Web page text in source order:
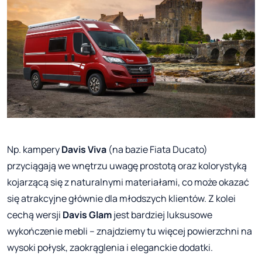
Np. kamperyDavis Viva (na bazie Fiata Ducato)
przyciągają we wnętrzu uwagę prostotą oraz kolorystyką
kojarzącą się z naturalnymi materiałami, co może okazać
się atrakcyjne głównie dla młodszych klientów. Z kolei
cechą wersji Davis Glamjest bardziej luksusowe
wykończenie mebli – znajdziemy tu więcej powierzchni na
wysoki połysk, zaokrąglenia i eleganckie dodatki.